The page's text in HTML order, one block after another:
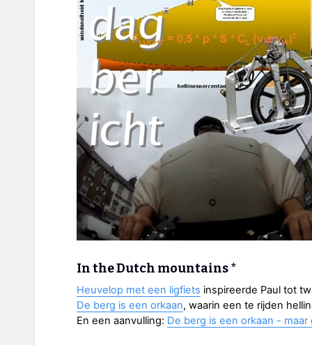
In the Dutch mountains *
Heuvelop met een ligfiets inspireerde Paul tot
De berg is een orkaan, waarin een te rijden
En een aanvulling: De berg is een orkaan -